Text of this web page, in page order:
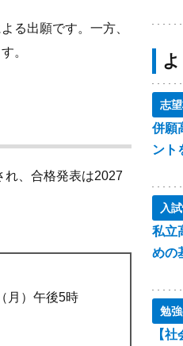
る出願です。一方、
。
れ、合格発表は2027
月）午後5時
志
併願
ント
入
私立
めの
勉
【